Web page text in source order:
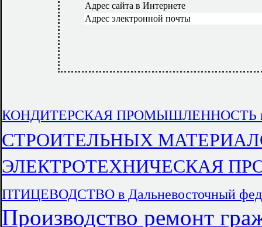
Адрес сайта в Интернете
Адрес электронной почты
КОНДИТЕРСКАЯ ПРОМЫШЛЕННОСТЬ в
СТРОИТЕЛЬНЫХ МАТЕРИАЛОВ
ЭЛЕКТРОТЕХНИЧЕСКАЯ
ПТИЦЕВОДСТВО в Дальневосточный
Производство ремонт